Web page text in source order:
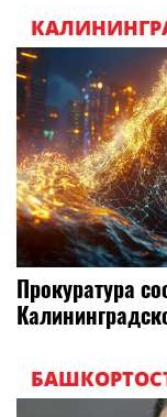
Прокуратура